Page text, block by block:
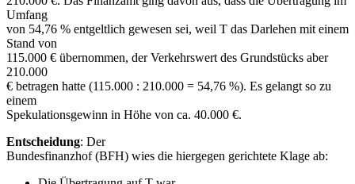
Umfang
von 54,76 % entgeltlich gewesen sei, weil T das Darlehen mit einem
Stand von
115.000 € übernommen, der Verkehrswert des Grundstücks aber
210.000
€ betragen hatte (115.000 : 210.000 = 54,76 %). Es gelangt so zu
einem
Spekulationsgewinn in Höhe von ca. 40.000 €.
Entscheidung: Der
Bundesfinanzhof (BFH) wies die hiergegen gerichtete Klage ab: